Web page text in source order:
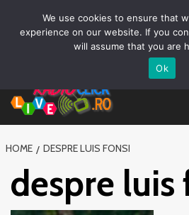
Promovare Artisti noi
HOME DESPRE LUIS FONSI
despre luis
We use cookies to ensure that
experience on our website. If you
will assume that you are
Ok